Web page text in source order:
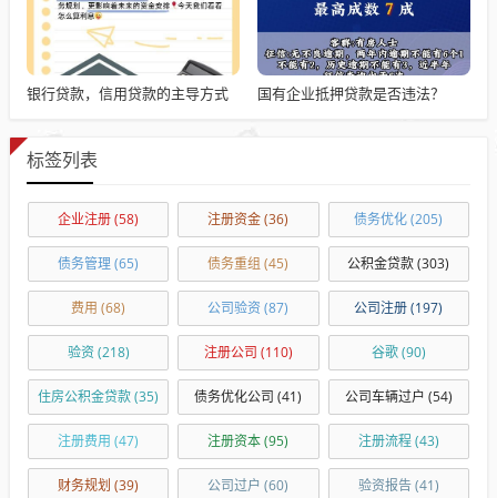
银行贷款，信用贷款的主导方式 国有企业抵押贷款是否违法？
标签列表
企业注册(58) 注册资金(36) 债务优化(205)
债务管理(65) 债务重组(45) 公积金贷款(303)
费用 (68) 公司验资 (87) 公司注册(197)
验资(218) 注册公司 (110) 谷歌(90)
住房公积金贷款(35) 债务优化公司 (41) 公司车辆过户 (54)
注册费用 (47) 注册资本(95) 注册流程(43)
财务规划 (39) 公司过户 (60) 验资报告(41)